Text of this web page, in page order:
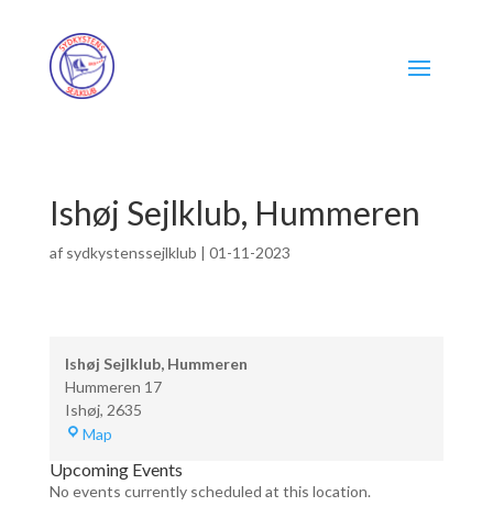
Ishøj Sejlklub, Hummeren
af sydkystenssejlklub | 01-11-2023
Ishøj Sejlklub, Hummeren
Hummeren 17
Ishøj, 2635
MapIshøj
Hummeren
Upcoming Events
No events currently scheduled at this location.